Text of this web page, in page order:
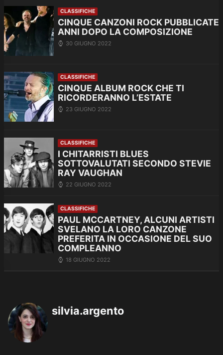
CLASSIFICHE
CINQUE CANZONI ROCK PUBBLICATE
ANNI DOPO LA COMPOSIZIONE
30 GIUGNO 2022
CLASSIFICHE
CINQUE ALBUM ROCK CHE TI
RICORDERANNO L’ESTATE
23 GIUGNO 2022
CLASSIFICHE
I CHITARRISTI BLUES
SOTTOVALUTATI SECONDO STEVIE
RAY VAUGHAN
22 GIUGNO 2022
CLASSIFICHE
PAUL MCCARTNEY, ALCUNI ARTISTI
SVELANO LA LORO CANZONE
PREFERITA IN OCCASIONE DEL SUO
COMPLEANNO
18 GIUGNO 2022
silvia.argento